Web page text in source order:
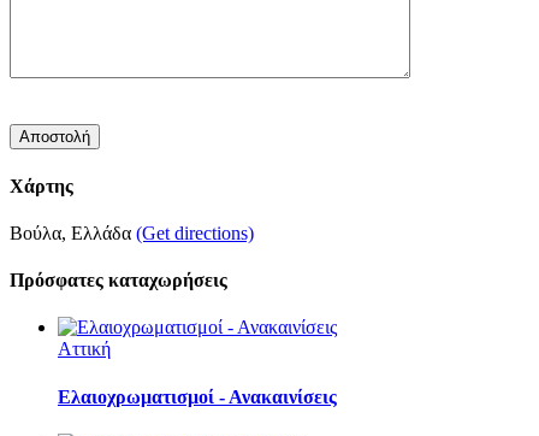
Χάρτης
Βούλα, Ελλάδα (Get directions)
Πρόσφατες καταχωρήσεις
Αττική
Ελαιοχρωματισμοί - Ανακαινίσεις